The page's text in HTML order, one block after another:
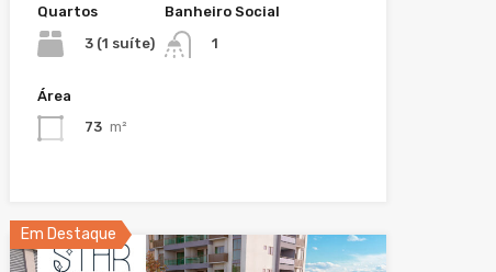
Quartos
3 (1 suíte)
Banheiro Social
1
Área
73 m²
Em Destaque